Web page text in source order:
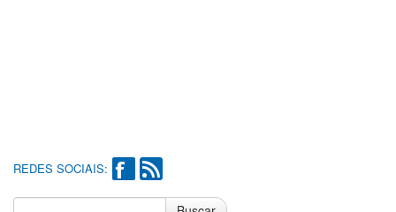
REDES SOCIAIS: